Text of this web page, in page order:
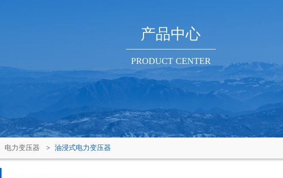
产品中心
PRODUCT CENTER
电力变压器 > 油浸式电力变压器